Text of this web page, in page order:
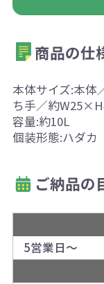
商品の仕
本体サイズ:本
ち手／約
容量:約10L
個装形態:ハダカ
ご納品の
5営業日～